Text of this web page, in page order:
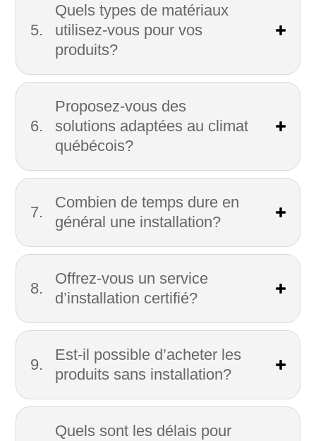
Quels types de matériaux
utilisez-vous pour vos
produits?
Proposez-vous des
solutions adaptées au climat
québécois?
Combien de temps dure en
général une installation?
Offrez-vous un service
d’installation certifié?
Est-il possible d’acheter les
produits sans installation?
Quels sont les délais pour